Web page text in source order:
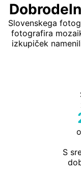
Slovenskega
fotografira
izkupiček
S